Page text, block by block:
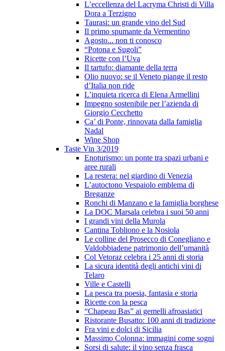
L’eccellenza del Lacryma Christi di Villa
Dora a Terzigno
Taurasi: un grande vino del Sud
Il primo spumante da Vermentino
Agosto... non ti conosco
“Potona e Sugoli”
Ricette con l’Uva
Il tartufo: diamante della terra
Olio nuovo: se il Veneto piange il resto
d’Italia non ride
L’inquieta ricerca di Elena Armellini
Impegno sostenibile per l’azienda di
Giorgio Cecchetto
Ca’ di Ponte, rinnovata dalla famiglia
Nadal
Wine Shop
Taste Vin 3/2019
Enoturismo: un ponte tra spazi urbani e
aree rurali
La restera: nel giardino di Venezia
L’autoctono Vespaiolo emblema di
Breganze
Ronchi di Manzano e la famiglia borghese
La DOC Marsala celebra i suoi 50 anni
I grandi vini della Murola
Cantina Tobliono e la Nosiola
Le colline del Prosecco di Conegliano e
Valdobbiadene patrimonio dell’umanità
Col Vetoraz celebra i 25 anni di storia
La sicura identità degli antichi vini di
Telaro
Ville e Castelli
La pesca tra poesia, fantasia e storia
Ricette con la pesca
“Chapeau Bas” ai gemelli afroasiatici
Ristorante Busatto: 100 anni di tradizione
Fra vini e dolci di Sicilia
Massimo Colonna: immagini come sogni
Sorsi di salute: il vino senza frasca